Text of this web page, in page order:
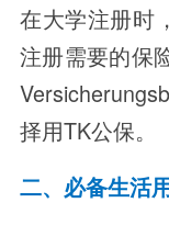
在大学注册时
注册需要的保
择用TK公保。
二、必备生活